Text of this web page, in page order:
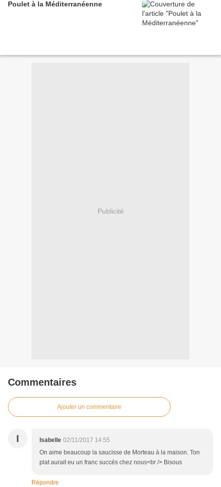
Poulet à la Méditerranéenne
Publicité
Commentaires
Ajouter un commentaire
I Isabelle 02/11/2017 14:55
On aime beaucoup la saucisse de Morteau à la maison. Ton
plat aurait eu un franc succés chez nous<br /> Bisous
Répondre